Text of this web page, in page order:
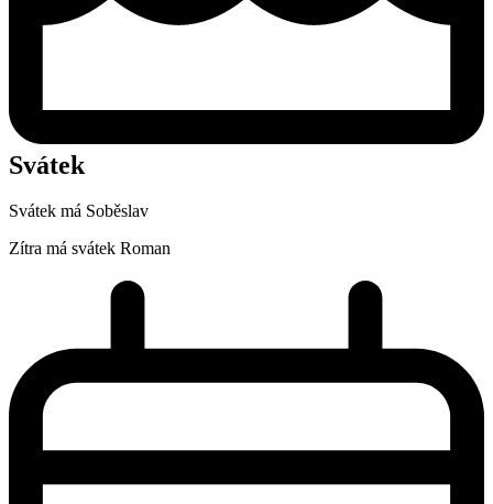
Svátek
Svátek má Soběslav
Zítra má svátek Roman